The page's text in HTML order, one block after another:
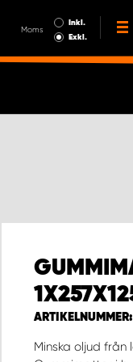
Moms
Inkl.
Exkl.
ARTIKELNUMMER:
Minska oljud